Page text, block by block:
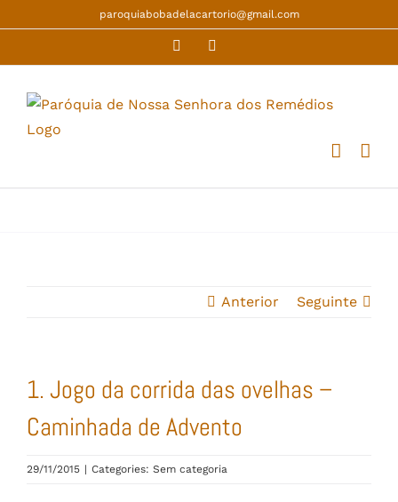
content
paroquiabobadelacartorio@gmail.com
Facebook
Anterior Seguinte
1. Jogo da corrida das ovelhas –
Caminhada de Advento
29/11/2015 | Categories: Sem categoria